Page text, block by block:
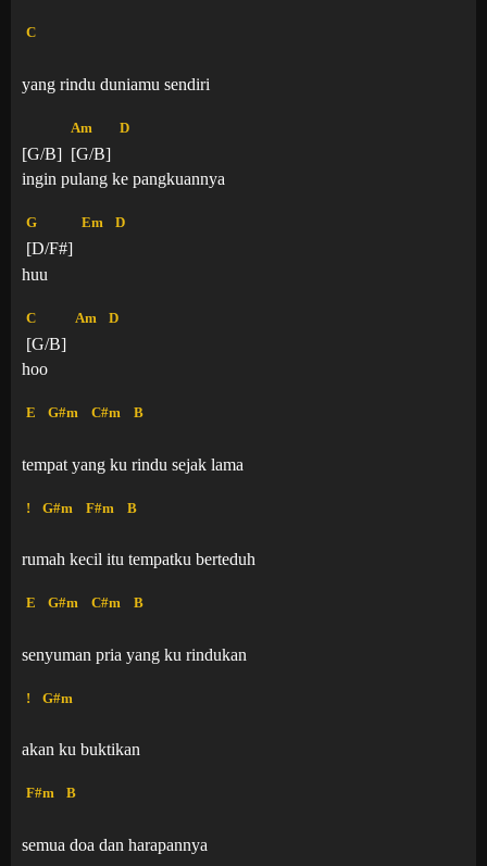
C
yang rindu duniamu sendiri
[G/B]
Am
[G/B]
D
ingin pulang ke pangkuannya
G
[D/F#]
Em D
huu
C
[G/B]
Am D
hoo
E G#m C#m B
tempat yang ku rindu sejak lama
! G#m F#m B
rumah kecil itu tempatku berteduh
E G#m C#m B
senyuman pria yang ku rindukan
! G#m
akan ku buktikan
F#m B
semua doa dan harapannya